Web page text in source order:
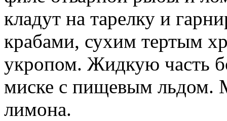
кладут на тарелку и
крабами, сухим тертым
укропом. Жидкую часть
миске с пищевым льдом.
лимона.